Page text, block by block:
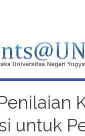
untuk